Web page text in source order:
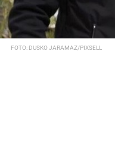
FOTO: DUSKO JARAMAZ/PIXSELL